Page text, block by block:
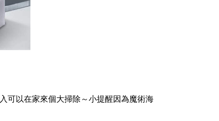
可以在家來個大掃除～小提醒因為魔術海